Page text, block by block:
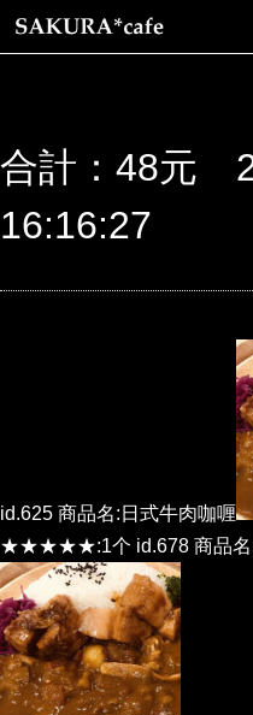
合計：48元
16:16:27
id.625 商品名:日式牛肉咖喱
★★★★★:1个 id.678 商品名: